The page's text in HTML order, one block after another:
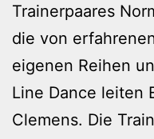
Trainerpaares
die von
eigenen Reihen
Line Dance leiten
Clemens. Die